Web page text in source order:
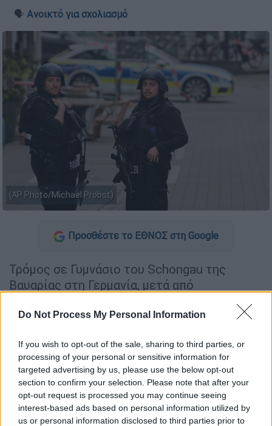
Do Not Process My Personal Information
If you wish to opt-out of the sale, sharing to third parties, or
processing of your personal or sensitive information for
targeted advertising by us, please use the below opt-out
section to confirm your selection. Please note that after your
opt-out request is processed you may continue seeing
interest-based ads based on personal information utilized by
us or personal information disclosed to third parties prior to
🗣️ Ανοικτό για σχολιασμό
(AP Photo/Michael Probst)
Προσθέστε το ΕΘΝΟΣ στη Google
Τρόμος σε Γυμνάσιο του Schongau της
Βαυαρίας στη Γερμανία, μετά από
Κόσμος|08.07.2026 13:15
Μπορεί όντως ο Τραμπ να αναστείλει
εμπορικές σχέσεις με την Ισπανία; Η
απάντηση δεν είναι καθόλου απλή